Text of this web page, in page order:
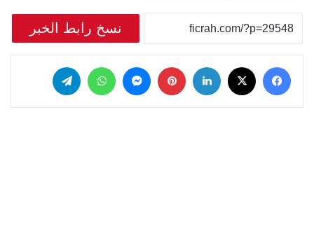
نسخ رابط الخبر
فيسبوك لينكدإن بينتيريست
ماسنجر واتساب